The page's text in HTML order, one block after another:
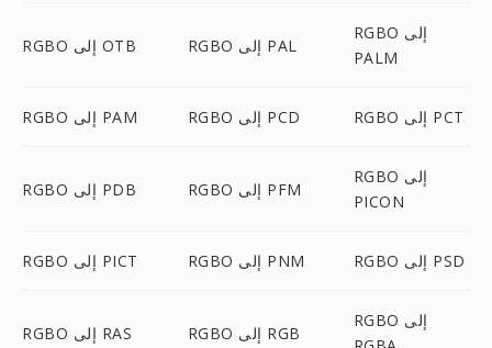
RGBO إلى OTB RGBO إلى PAL
RGBO إلى
PALM
RGBO إلى PAM RGBO إلى PCD RGBO إلى PCT
RGBO إلى PDB RGBO إلى PFM
RGBO إلى
PICON
RGBO إلى PICT RGBO إلى PNM RGBO إلى PSD
RGBO إلى RAS RGBO إلى RGB
RGBO إلى